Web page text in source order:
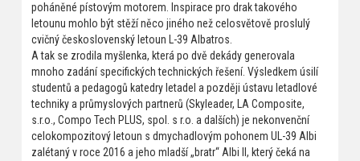
poháněné pístovým motorem. Inspirace pro drak takového
letounu mohlo být stěží něco jiného než celosvětově proslulý
cvičný československý letoun L-39 Albatros.
A tak se zrodila myšlenka, která po dvě dekády generovala
mnoho zadání specifických technických řešení. Výsledkem úsilí
studentů a pedagogů katedry letadel a později ústavu letadlové
techniky a průmyslových partnerů (Skyleader, LA Composite,
s.r.o., Compo Tech PLUS, spol. s r.o. a dalších) je nekonvenční
celokompozitový letoun s dmychadlovým pohonem UL-39 Albi
zalétaný v roce 2016 a jeho mladší „bratr“ Albi II, který čeká na